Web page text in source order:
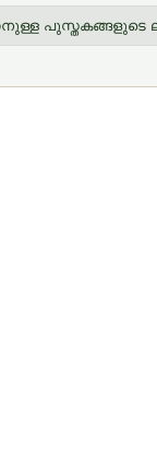
പുസ്തകങ്ങളുടെ